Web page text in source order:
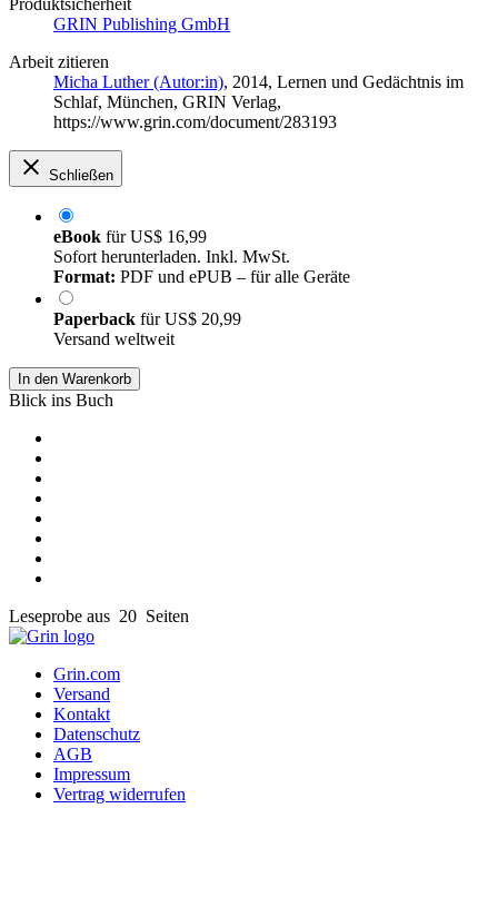
Produktsicherheit
GRIN Publishing GmbH
Arbeit zitieren
Micha Luther (Autor:in), 2014, Lernen und Gedächtnis im
Schlaf, München, GRIN Verlag,
https://www.grin.com/document/283193
Schließen
eBook fürUS$ 16,99
Sofort herunterladen. Inkl. MwSt.
Format: PDF und ePUB – für alle Geräte
Paperback fürUS$ 20,99
Versand weltweit
In den Warenkorb
Blick ins Buch
Leseprobe aus 20 Seiten
Grin.com
Versand
Kontakt
Datenschutz
AGB
Impressum
Vertrag widerrufen